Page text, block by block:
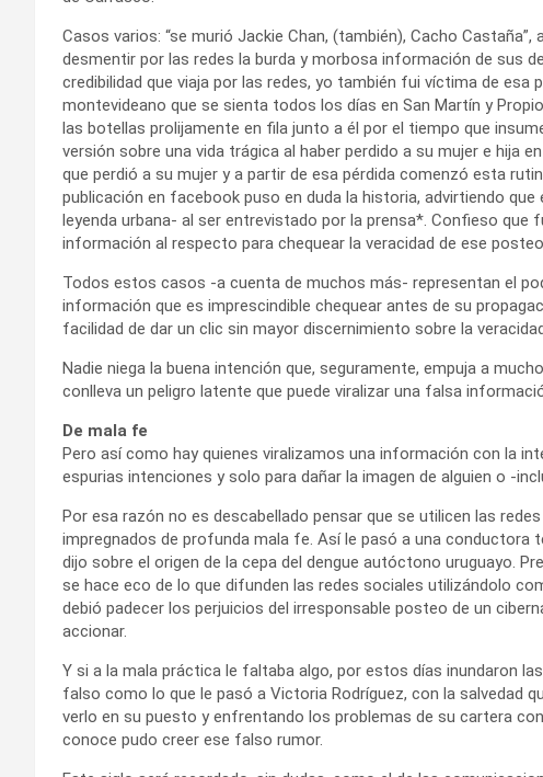
Casos varios: “se murió Jackie Chan, (también), Cacho
desmentir por las redes la burda y morbosa información de sus
credibilidad que viaja por las redes, yo también fui víctima de
montevideano que se sienta todos los días en San Martín y
las botellas prolijamente en fila junto a él por el tiempo que
versión sobre una vida trágica al haber perdido a su mujer e hija
que perdió a su mujer y a partir de esa pérdida comenzó esta
publicación en facebook puso en duda la historia, advirtiendo
leyenda urbana- al ser entrevistado por la prensa*. Confieso que
información al respecto para chequear la veracidad de ese
Todos estos casos -a cuenta de muchos más- representan el
información que es imprescindible chequear antes de su
facilidad de dar un clic sin mayor discernimiento sobre la
Nadie niega la buena intención que, seguramente, empuja a
conlleva un peligro latente que puede viralizar una falsa
De mala fe
Pero así como hay quienes viralizamos una información con la
espurias intenciones y solo para dañar la imagen de alguien o -
Por esa razón no es descabellado pensar que se utilicen las
impregnados de profunda mala fe. Así le pasó a una conductora
dijo sobre el origen de la cepa del dengue autóctono uruguayo.
se hace eco de lo que difunden las redes sociales utilizándolo
debió padecer los perjuicios del irresponsable posteo de un
accionar.
Y si a la mala práctica le faltaba algo, por estos días inundaron
falso como lo que le pasó a Victoria Rodríguez, con la salvedad
verlo en su puesto y enfrentando los problemas de su cartera
conoce pudo creer ese falso rumor.